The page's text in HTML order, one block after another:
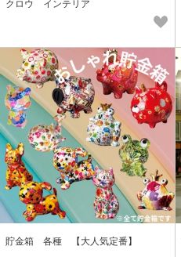
クロウ インテリア
貯金箱 各種 【大人気定番】